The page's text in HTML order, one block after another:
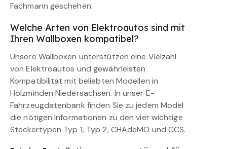
Fachmann geschehen.
Welche Arten von Elektroautos sind mit
Ihren Wallboxen kompatibel?
Unsere Wallboxen unterstützen eine Vielzahl
von Elektroautos und gewährleisten
Kompatibilität mit beliebten Modellen in
Holzminden Niedersachsen. In unser E-
Fahrzeugdatenbank finden Sie zu jedem Model
die nötigen Informationen zu den vier wichtige
Steckertypen Typ 1, Typ 2, CHAdeMO und CCS.